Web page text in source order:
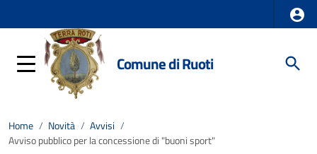
Comune di Ruoti
Home / Novità / Avvisi /
Avviso pubblico per la concessione di "buoni sport"